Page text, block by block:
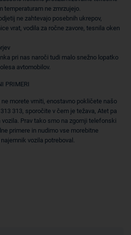
temperaturam ne zmrzujejo.
ne zahtevajo posebnih ukrepov,
vrat, vodila za ročne zavore, tesnila oken
pri nas naroči tudi malo snežno lopatko
avtomobilov.
PRIMERI
morete vrniti, enostavno pokličete našo
313, sporočite v čem je težava, Atet pa
Prav tako smo na zgornji telefonski
primere in nudimo vse morebitne
vozila potreboval.